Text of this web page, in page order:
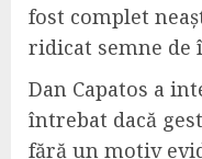
fost complet
ridicat semne de
Dan Capatos a
întrebat dacă
fără un motiv